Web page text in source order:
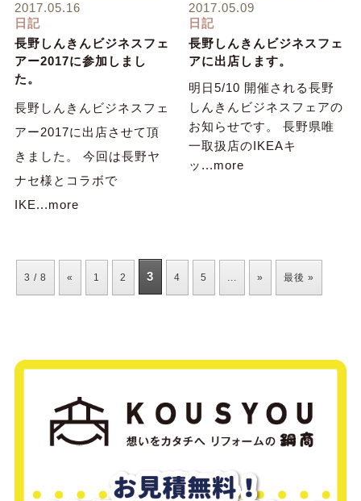
2017.05.16
日記
長野しんきんビジネスフェ
アー2017に参加しまし
た。
長野しんきんビジネスフェ
アー2017に出店させて頂
きました。 今回は長野ヤ
ナセ様とコラボで
IKE...more
2017.05.09
日記
長野しんきんビジネスフェ
アに出店します。
明日5/10 開催される長野
しんきんビジネスフェアの
お知らせです。 長野県唯
一取扱店のIKEAキ
ッ...more
3 / 8 « 1 2 3 4 5 ... » 最後 »